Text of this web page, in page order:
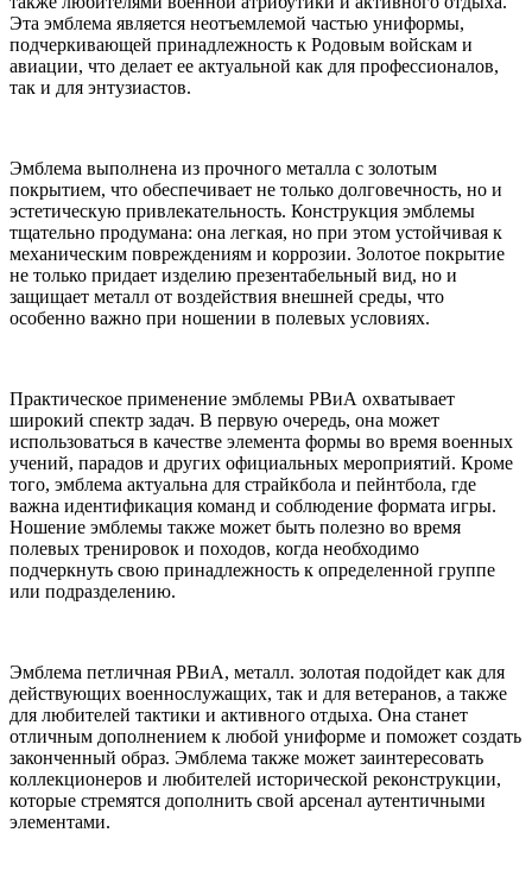
Эта эмблема является неотъемлемой частью униформы,
подчеркивающей принадлежность к Родовым войскам и
авиации, что делает ее актуальной как для профессионалов,
так и для энтузиастов.
Эмблема выполнена из прочного металла с золотым
покрытием, что обеспечивает не только долговечность, но и
эстетическую привлекательность. Конструкция эмблемы
тщательно продумана: она легкая, но при этом устойчивая к
механическим повреждениям и коррозии. Золотое покрытие
не только придает изделию презентабельный вид, но и
защищает металл от воздействия внешней среды, что
особенно важно при ношении в полевых условиях.
Практическое применение эмблемы РВиА охватывает
широкий спектр задач. В первую очередь, она может
использоваться в качестве элемента формы во время военных
учений, парадов и других официальных мероприятий. Кроме
того, эмблема актуальна для страйкбола и пейнтбола, где
важна идентификация команд и соблюдение формата игры.
Ношение эмблемы также может быть полезно во время
полевых тренировок и походов, когда необходимо
подчеркнуть свою принадлежность к определенной группе
или подразделению.
Эмблема петличная РВиА, металл. золотая подойдет как для
действующих военнослужащих, так и для ветеранов, а также
для любителей тактики и активного отдыха. Она станет
отличным дополнением к любой униформе и поможет создать
законченный образ. Эмблема также может заинтересовать
коллекционеров и любителей исторической реконструкции,
которые стремятся дополнить свой арсенал аутентичными
элементами.